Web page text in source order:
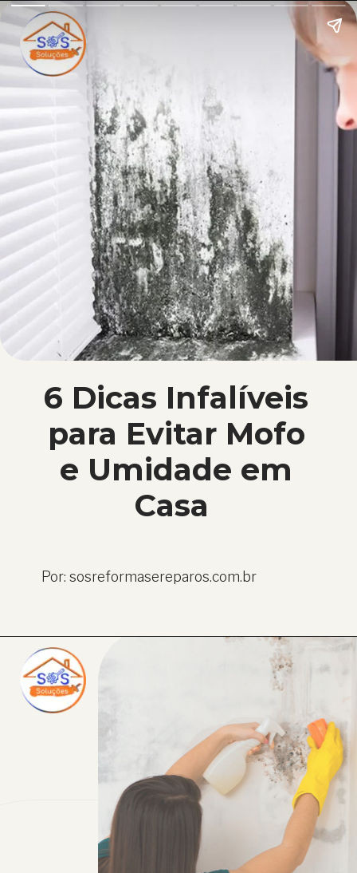
6 Dicas Infalíveis
para Evitar Mofo
e Umidade em
Casa
Por: sosreformasereparos.com.br